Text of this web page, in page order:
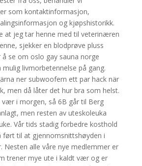
som kontaktinformasjon,
og kjøpshistorikk.
at jeg tar henne med til veterinæren
sjekker en blodprøve pluss
se om oslo gay sauna norge
livmorbetennelse på gang.
ner subwoofern ett par hack när
men då låter det hur bra som helst.
i morgen, så 6B går til Berg
men resten av uteskoleuka
Vår tids stadig forbedre kosthold
ført til at gjennomsnittshøyden i
Nesten alle våre nye medlemmer er
trener mye ute i kaldt vær og er